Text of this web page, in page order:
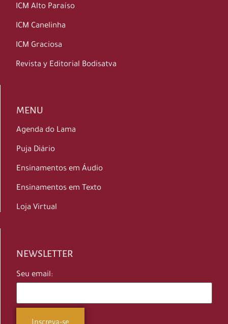
ICM Alto Paraíso
ICM Canelinha
ICM Graciosa
Revista y Editorial Bodisatva
MENU
Agenda do Lama
Puja Diário
Ensinamentos em Áudio
Ensinamentos em Texto
Loja Virtual
NEWSLETTER
Seu email: